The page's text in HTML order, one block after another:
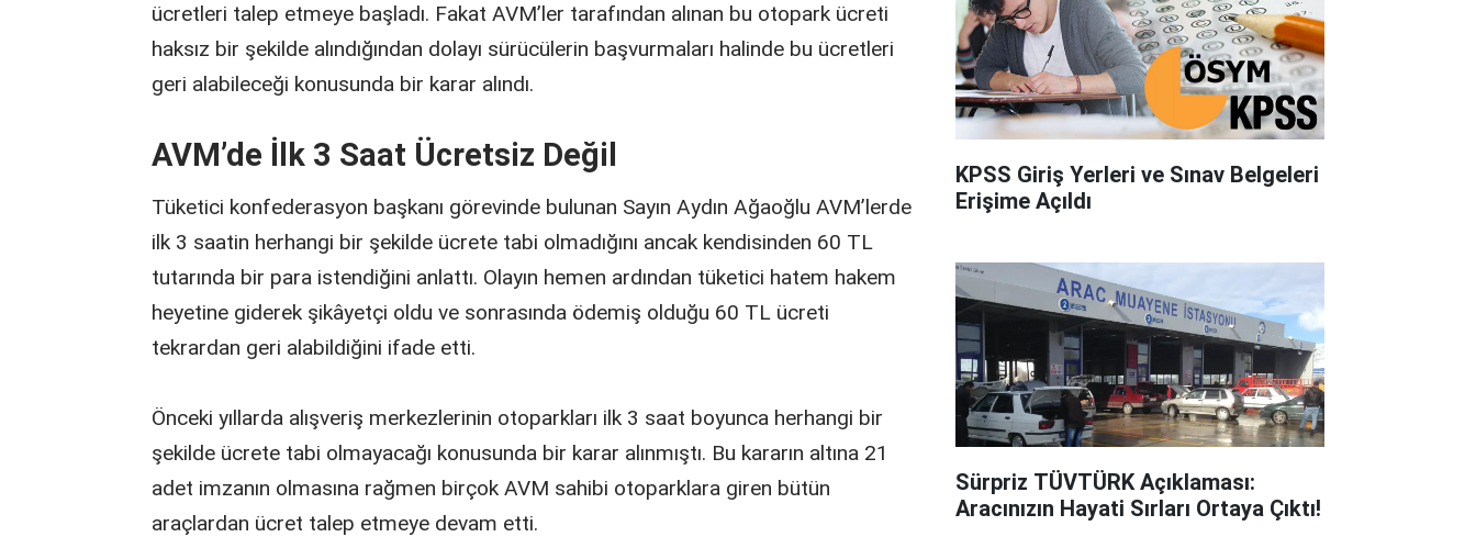
ücretleri talep etmeye başladı. Fakat AVM’ler tarafından alınan bu otopark ücreti
haksız bir şekilde alındığından dolayı sürücülerin başvurmaları halinde bu ücretleri
geri alabileceği konusunda bir karar alındı.
AVM’de İlk 3 Saat Ücretsiz Değil
Tüketici konfederasyon başkanı görevinde bulunan Sayın Aydın Ağaoğlu AVM’lerde
ilk 3 saatin herhangi bir şekilde ücrete tabi olmadığını ancak kendisinden 60 TL
tutarında bir para istendiğini anlattı. Olayın hemen ardından tüketici hatem hakem
heyetine giderek şikâyetçi oldu ve sonrasında ödemiş olduğu 60 TL ücreti
tekrardan geri alabildiğini ifade etti.
Önceki yıllarda alışveriş merkezlerinin otoparkları ilk 3 saat boyunca herhangi bir
şekilde ücrete tabi olmayacağı konusunda bir karar alınmıştı. Bu kararın altına 21
adet imzanın olmasına rağmen birçok AVM sahibi otoparklara giren bütün
araçlardan ücret talep etmeye devam etti.
KPSS Giriş Yerleri ve Sınav Belgeleri
Erişime Açıldı
Sürpriz TÜVTÜRK Açıklaması:
Aracınızın Hayati Sırları Ortaya Çıktı!